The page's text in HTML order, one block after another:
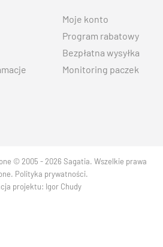
Moje konto
Program rabatowy
Bezpłatna wysyłka
Monitoring paczek
© 2005 - 2026 Sagatia. Wszelkie prawa
Polityka prywatności.
projektu: Igor Chudy